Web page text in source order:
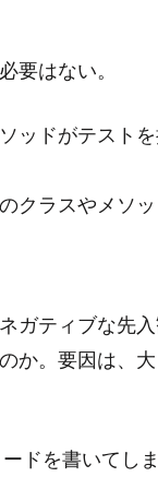
要はない。
ッドがテスト
ラスやメソッ
ティブな先入
か。要因は、大
ドを書いてし